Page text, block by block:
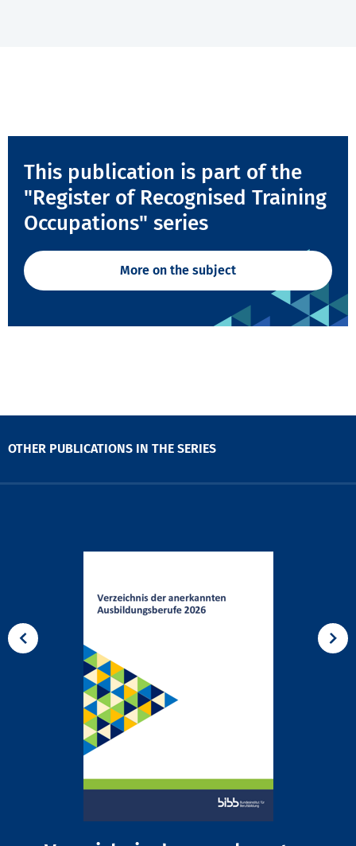
This publication is part of the
"Register of Recognised Training
Occupations" series
More on the subject
OTHER PUBLICATIONS IN THE SERIES